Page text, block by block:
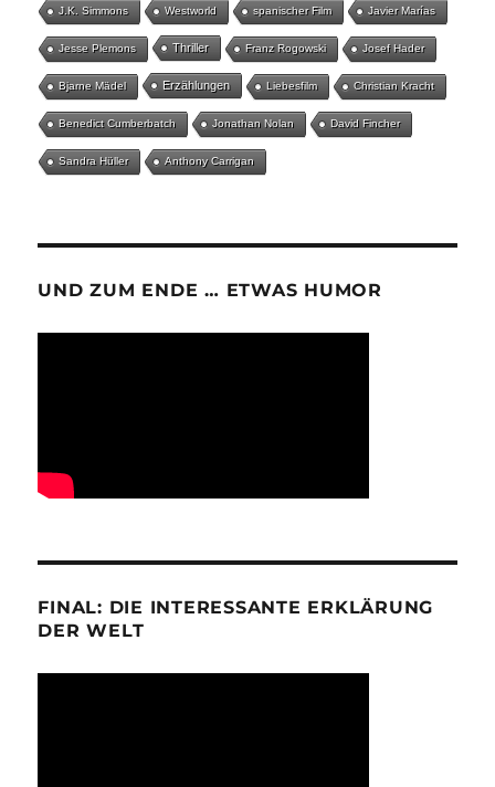
J.K. Simmons Westworld spanischer Film Javier Marías
Jesse Plemons Thriller Franz Rogowski Josef Hader
Bjarne Mädel Erzählungen Liebesfilm Christian Kracht
Benedict Cumberbatch Jonathan Nolan David Fincher
Sandra Hüller Anthony Carrigan
UND ZUM ENDE … ETWAS HUMOR
FINAL: DIE INTERESSANTE ERKLÄRUNG
DER WELT